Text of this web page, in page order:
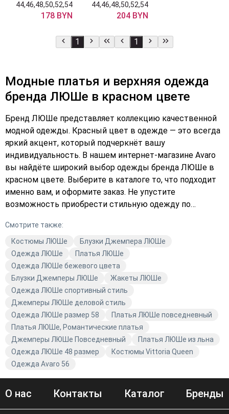
44,46,48,50,52,54
178 BYN
44,46,48,50,52,54
204 BYN
1 1
Модные платья и верхняя одежда
бренда ЛЮШе в красном цвете
Бренд ЛЮШе представляет коллекцию качественной
модной одежды. Красный цвет в одежде — это всегда
яркий акцент, который подчеркнёт вашу
индивидуальность. В нашем интернет-магазине Avaro
вы найдёте широкий выбор одежды бренда ЛЮШе в
красном цвете. Выберите в каталоге то, что подходит
именно вам, и оформите заказ. Не упустите
возможность приобрести стильную одежду по
добавьте яркие краски в свой гардероб.
Смотрите также:
Костюмы ЛЮШе
Блузки Джемпера ЛЮШе
Одежда ЛЮШе
Платья ЛЮШе
Одежда ЛЮШе бежевого цвета
Блузки Джемперы ЛЮШе
Жакеты ЛЮШе
Одежда ЛЮШе спортивный стиль
Джемперы ЛЮШе деловой стиль
Одежда ЛЮШе размер 58
Платья ЛЮШе повседневный
Платья ЛЮШе, Романтические платья
Джемперы ЛЮШе Повседневный
Платья ЛЮШе из льна
Одежда ЛЮШе 48 размер
Костюмы Vittoria Queen
Одежда Avaro 56
О нас Контакты Каталог Бренды